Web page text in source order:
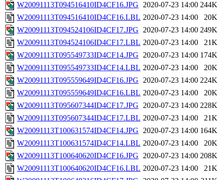
W20091113T094516410ID4CF16.JPG 2020-07-23 14:00 244K
W20091113T094516410ID4CF16.LBL 2020-07-23 14:00
20K
W20091113T094524106ID4CF17.JPG 2020-07-23 14:00 249K
W20091113T094524106ID4CF17.LBL 2020-07-23 14:00
21K
W20091113T095549733ID4CF14.JPG 2020-07-23 14:00 174K
W20091113T095549733ID4CF14.LBL 2020-07-23 14:00
20K
W20091113T095559649ID4CF16.JPG 2020-07-23 14:00 224K
W20091113T095559649ID4CF16.LBL 2020-07-23 14:00
20K
W20091113T095607344ID4CF17.JPG 2020-07-23 14:00 228K
W20091113T095607344ID4CF17.LBL 2020-07-23 14:00
21K
W20091113T100631574ID4CF14.JPG 2020-07-23 14:00 164K
W20091113T100631574ID4CF14.LBL 2020-07-23 14:00
20K
W20091113T100640620ID4CF16.JPG 2020-07-23 14:00 208K
W20091113T100640620ID4CF16.LBL 2020-07-23 14:00
21K